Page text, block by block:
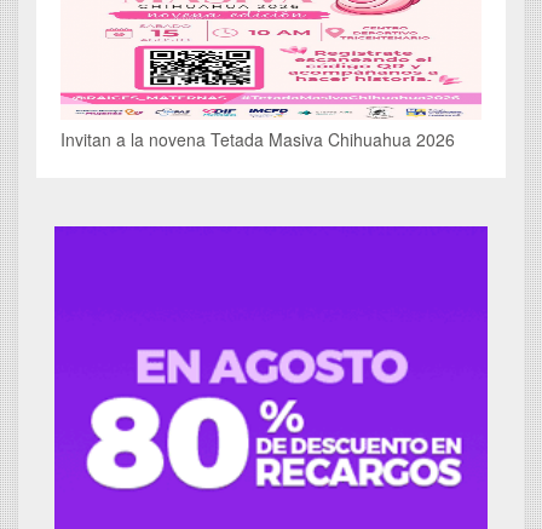
Invitan a la novena Tetada Masiva Chihuahua 2026